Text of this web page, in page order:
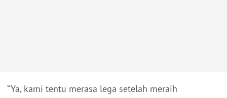
“Ya, kami tentu merasa lega setelah meraih